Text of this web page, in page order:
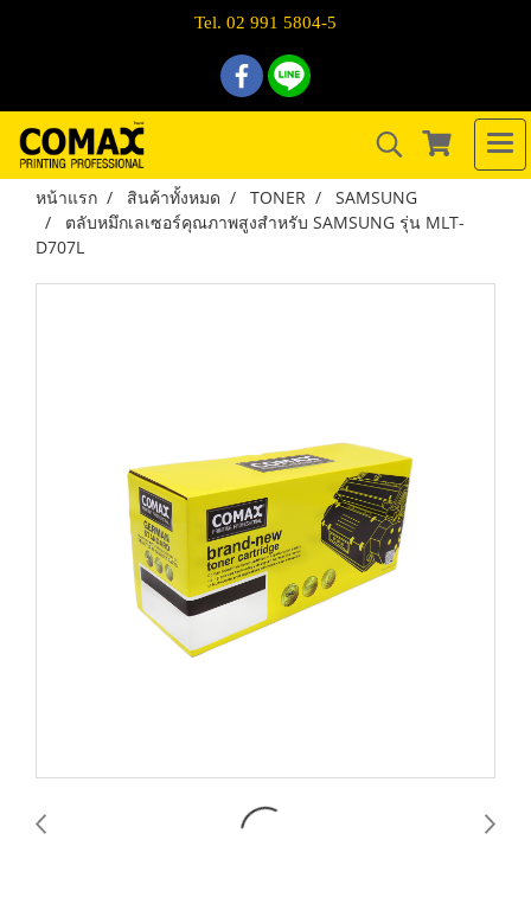
Tel. 02 991 5804-5
หน้าแรก สินค้าทั้งหมด TONER
SAMSUNG
ตลับหมึกเลเซอร์คุณภาพสูงสำหรับ SAMSUNG รุ่น MLT-
D707L